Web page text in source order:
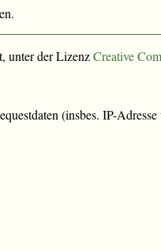
unter der LizenzCreative
(insbes. IP-